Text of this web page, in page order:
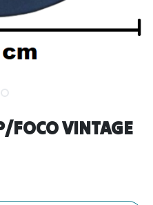
FOCO VINTAGE